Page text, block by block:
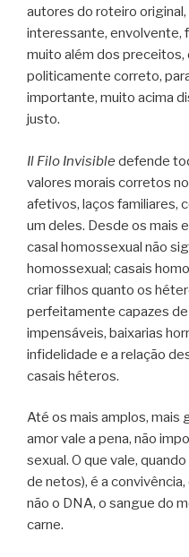
autores do roteiro
interessante, envolvente,
muito além dos preceitos,
politicamente correto,
importante, muito acima
justo.
Il Filo Invisible defende
valores morais corretos
afetivos, laços familiares,
um deles. Desde os mais
casal homossexual não
homossexual; casais
criar filhos quanto os
perfeitamente capazes
impensáveis, baixarias
infidelidade e a relação
casais héteros.
Até os mais amplos, mais
amor vale a pena, não
sexual. O que vale,
de netos), é a
não o DNA, o sangue do
carne.